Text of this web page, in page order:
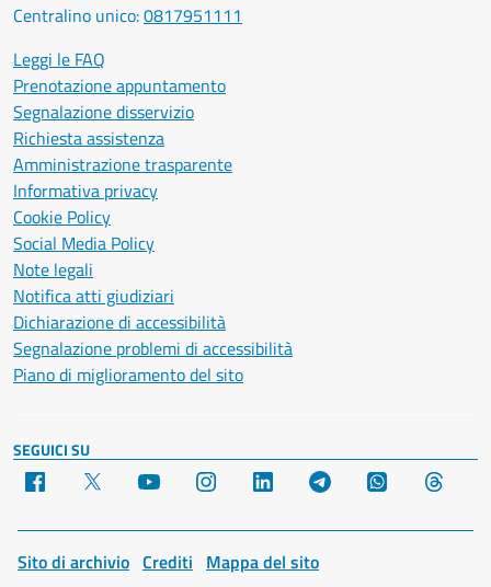
Centralino unico:0817951111
Leggi le FAQ
Prenotazione appuntamento
Segnalazione disservizio
Richiesta assistenza
Amministrazione trasparente
Informativa privacy
Cookie Policy
Social Media Policy
Note legali
Notifica atti giudiziari
Dichiarazione di accessibilità
Segnalazione problemi di accessibilità
Piano di miglioramento del sito
SEGUICI SU
Facebook YouTube Instagram LinkedIn Telegram WhatsApp
Sito di archivio Crediti Mappa del sito